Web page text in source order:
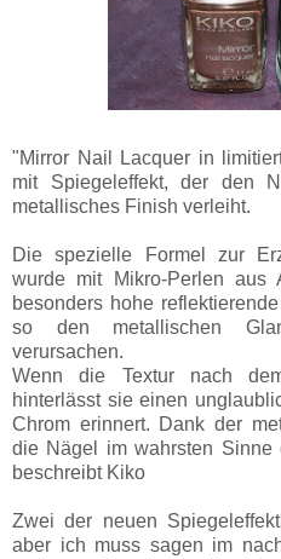
"Mirror Nail Lacquer in
mit Spiegeleffekt, der den
metallisches Finish verleiht.
Die spezielle Formel zur
wurde mit Mikro-Perlen aus
besonders hohe
so den metallischen
verursachen.
Wenn die Textur nach
hinterlässt sie einen
Chrom erinnert. Dank der
die Nägel im wahrsten Sinne
beschreibt Kiko
Zwei der neuen
aber ich muss sagen im